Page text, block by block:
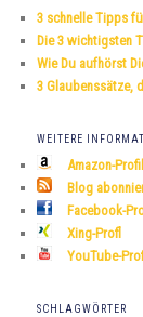
n
3 schnelle Tipps
Die 3 wichtigsten
Wie Du aufhörst
3 Glaubenssätze,
WEITERE
Amazon-Profil
Blog
Facebook-
Xing-Profl
YouTube-
SCHLAGWÖRTER